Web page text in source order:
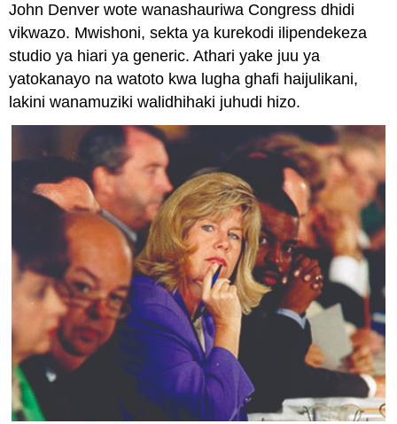
John Denver wote wanashauriwa Congress dhidi
vikwazo. Mwishoni, sekta ya kurekodi ilipendekeza
studio ya hiari ya generic. Athari yake juu ya
yatokanayo na watoto kwa lugha ghafi haijulikani,
lakini wanamuziki walidhihaki juhudi hizo.